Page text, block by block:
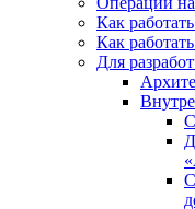
Как
Как
Для